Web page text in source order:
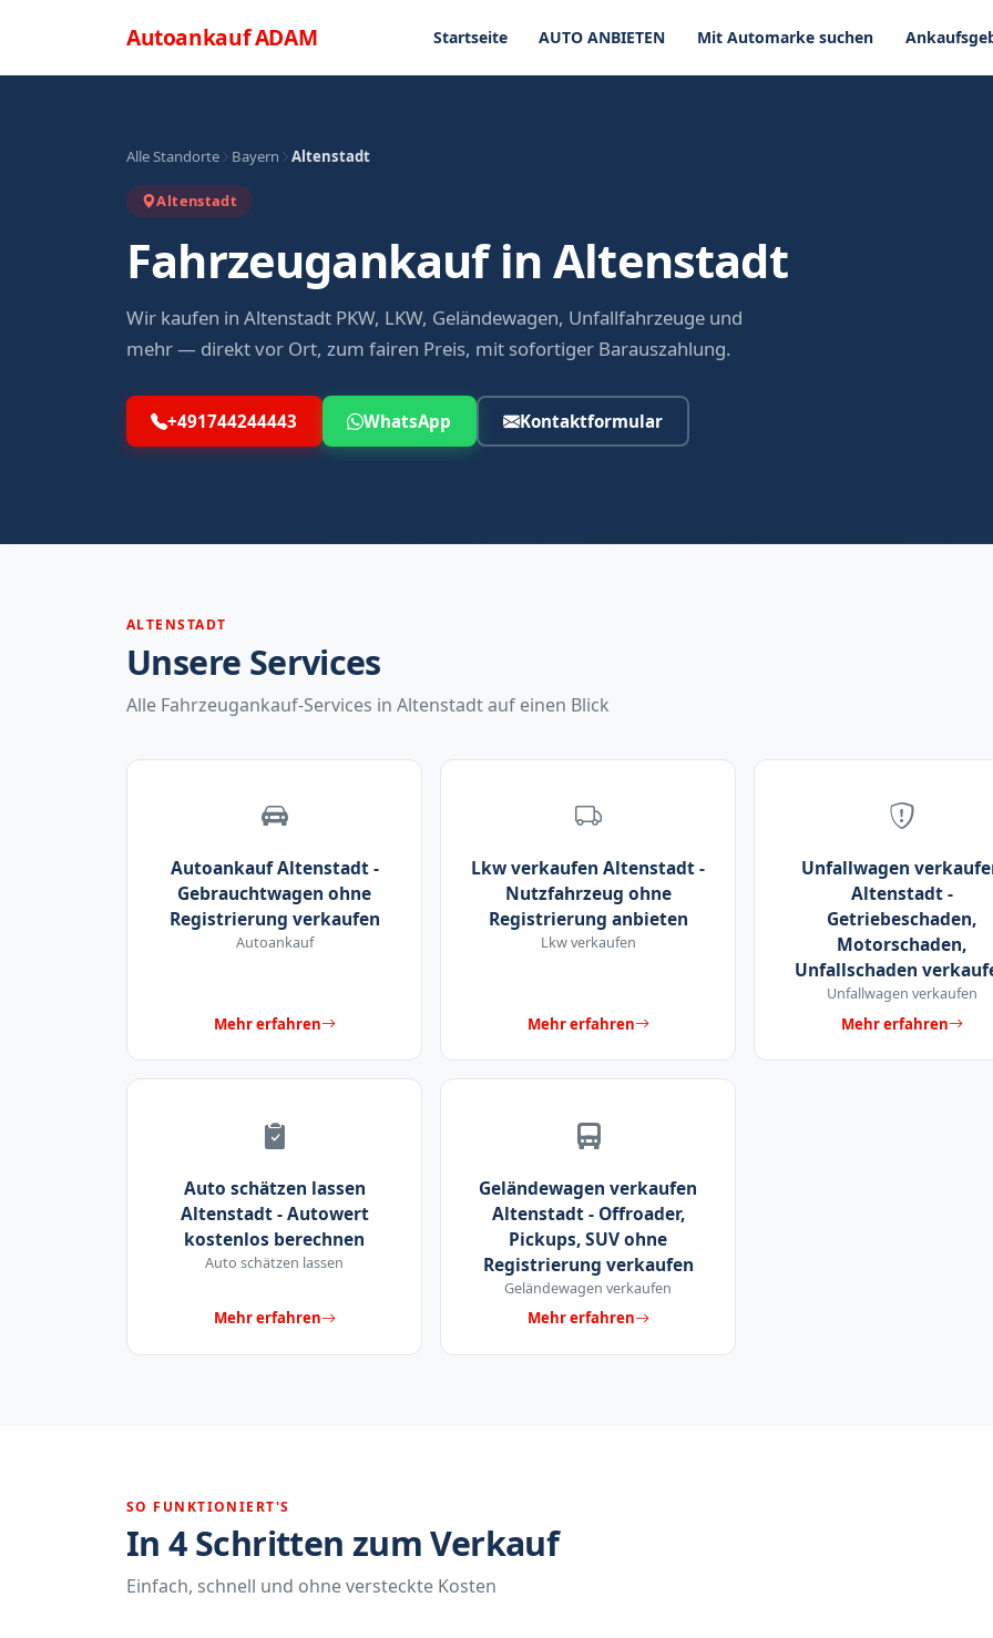
AutoankaufADAM Menü
Startseite AUTO ANBIETEN Mit Automarke suchen
Alle Standorte Bayern Altenstadt
Altenstadt
Fahrzeugankauf in Altenstadt
Wir kaufen in Altenstadt PKW, LKW, Geländewagen, Unfallfahrzeuge und
mehr — direkt vor Ort, zum fairen Preis, mit sofortiger Barauszahlung.
+491744244443 WhatsApp Kontaktformular
ALTENSTADT
Unsere Services
Alle Fahrzeugankauf-Services in Altenstadt auf einen Blick
Autoankauf Altenstadt -
Gebrauchtwagen ohne
Registrierung verkaufen
Autoankauf
Mehr erfahren
Lkw verkaufen Altenstadt -
Nutzfahrzeug ohne
Registrierung anbieten
Lkw verkaufen
Mehr erfahren
Unfallwagen
Altenstadt -
Getriebeschaden,
Motorschaden,
Unfallschaden
Unfallwagen verkaufen
Mehr erfahren
Auto schätzen lassen
Altenstadt - Autowert
kostenlos berechnen
Auto schätzen lassen
Mehr erfahren
Geländewagen verkaufen
Altenstadt - Offroader,
Pickups, SUV ohne
Registrierung verkaufen
Geländewagen verkaufen
Mehr erfahren
SO FUNKTIONIERT'S
In 4 Schritten zum Verkauf
Einfach, schnell und ohne versteckte Kosten